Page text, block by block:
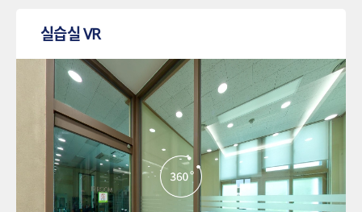
실습실 VR